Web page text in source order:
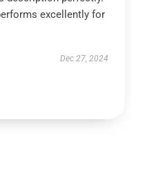
excellently for
Dec 27, 2024